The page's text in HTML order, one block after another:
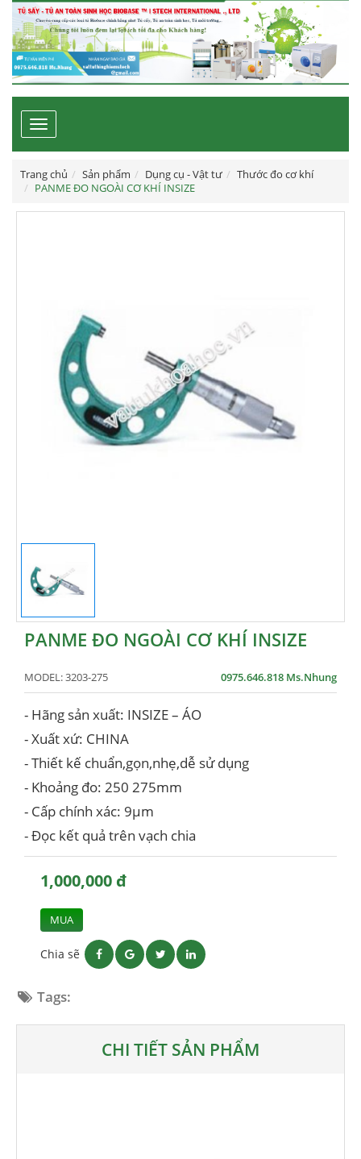
Toggle
navigation
Trang chủ Sản phẩm Dụng cụ - Vật tư
Thước đo cơ khí
PANME ĐO NGOÀI CƠ KHÍ INSIZE
PANME ĐO NGOÀI CƠ KHÍ INSIZE
MODEL:3203-275 0975.646.818 Ms.Nhung
- Hãng sản xuất: INSIZE – ÁO
- Xuất xứ: CHINA
- Thiết kế chuẩn,gọn,nhẹ,dễ sử dụng
- Khoảng đo: 250 275mm
- Cấp chính xác: 9µm
- Đọc kết quả trên vạch chia
1,000,000 đ
MUA
Chia sẽ
Tags:
CHI TIẾT SẢN PHẨM